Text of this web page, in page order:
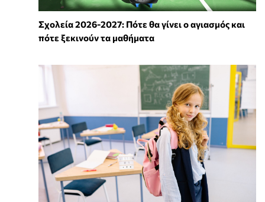
Σχολεία 2026-2027: Πότε θα γίνει ο αγιασμός και
πότε ξεκινούν τα μαθήματα